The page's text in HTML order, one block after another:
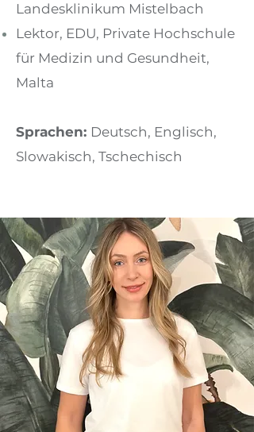
Landesklinikum Mistelbach
Lektor, EDU, Private Hochschule
für Medizin und Gesundheit,
Malta
Sprachen: Deutsch, Englisch,
Slowakisch, Tschechisch